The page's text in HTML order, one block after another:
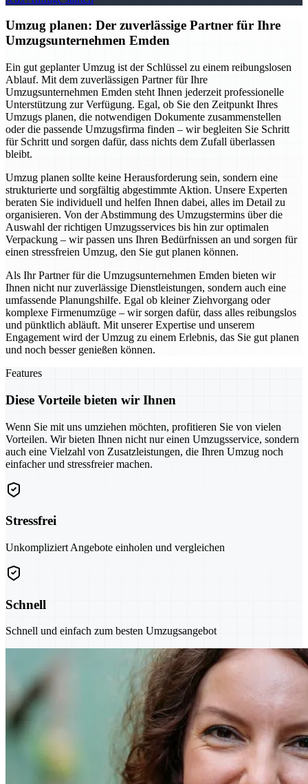
Umzug planen: Der zuverlässige Partner für Ihre
Umzugsunternehmen Emden
Ein gut geplanter Umzug ist der Schlüssel zu einem reibungslosen
Ablauf. Mit dem zuverlässigen Partner für Ihre
Umzugsunternehmen Emden steht Ihnen jederzeit professionelle
Unterstützung zur Verfügung. Egal, ob Sie den Zeitpunkt Ihres
Umzugs planen, die notwendigen Dokumente zusammenstellen
oder die passende Umzugsfirma finden – wir begleiten Sie Schritt
für Schritt und sorgen dafür, dass nichts dem Zufall überlassen
bleibt.
Umzug planen sollte keine Herausforderung sein, sondern eine
strukturierte und sorgfältig abgestimmte Aktion. Unsere Experten
beraten Sie individuell und helfen Ihnen dabei, alles im Detail zu
organisieren. Von der Abstimmung des Umzugstermins über die
Auswahl der richtigen Umzugsservices bis hin zur optimalen
Verpackung – wir passen uns Ihren Bedürfnissen an und sorgen für
einen stressfreien Umzug, den Sie gut planen können.
Als Ihr Partner für die Umzugsunternehmen Emden bieten wir
Ihnen nicht nur zuverlässige Dienstleistungen, sondern auch eine
umfassende Planungshilfe. Egal ob kleiner Ziehvorgang oder
komplexe Firmenumzüge – wir sorgen dafür, dass alles reibungslos
und pünktlich abläuft. Mit unserer Expertise und unserem
Engagement wird der Umzug zu einem Erlebnis, das Sie gut planen
und noch besser genießen können.
Features
Diese Vorteile bieten wir Ihnen
Wenn Sie mit uns umziehen möchten, profitieren Sie von vielen
Vorteilen. Wir bieten Ihnen nicht nur einen Umzugsservice, sondern
auch eine Vielzahl von Zusatzleistungen, die Ihren Umzug noch
einfacher und stressfreier machen.
Stressfrei
Unkompliziert Angebote einholen und vergleichen
Schnell
Schnell und einfach zum besten Umzugsangebot